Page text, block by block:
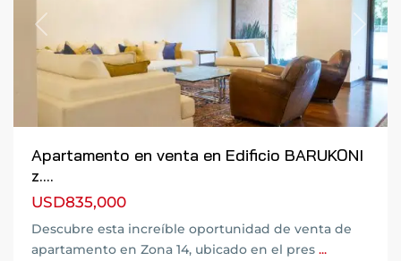
Previous Next
Apartamento en venta en Edificio BARUKONI
z....
USD835,000
Descubre esta increíble oportunidad de venta de
apartamento en Zona 14, ubicado en el pres ...